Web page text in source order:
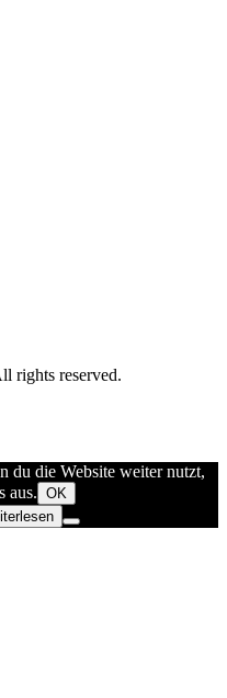
rights reserved.
du die Website weiter nutzt,
aus. OK